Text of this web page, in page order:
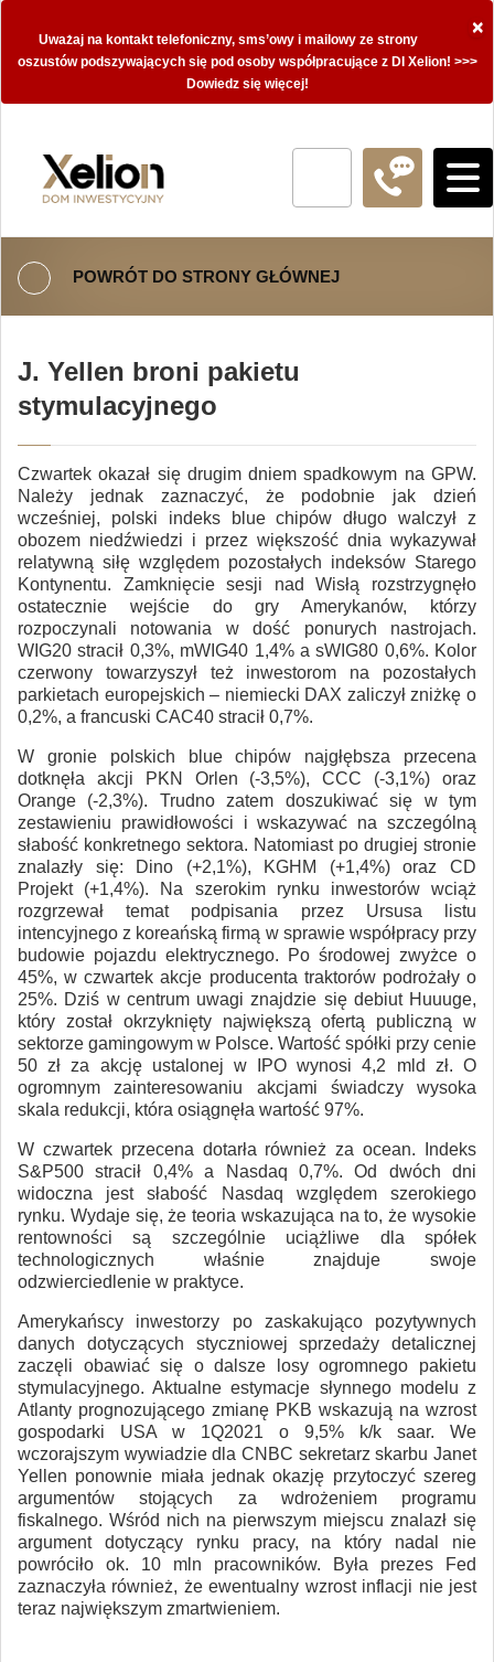
×
Uważaj na kontakt telefoniczny, sms’owy i mailowy ze strony
oszustów podszywających się pod osoby współpracujące z DI Xelion! >>>
Dowiedz się więcej!
POWRÓT DO STRONY GŁÓWNEJ
J. Yellen broni pakietu
stymulacyjnego
Czwartek okazał się drugim dniem spadkowym na GPW.
Należy jednak zaznaczyć, że podobnie jak dzień
wcześniej, polski indeks blue chipów długo walczył z
obozem niedźwiedzi i przez większość dnia wykazywał
relatywną siłę względem pozostałych indeksów Starego
Kontynentu. Zamknięcie sesji nad Wisłą rozstrzygnęło
ostatecznie wejście do gry Amerykanów, którzy
rozpoczynali notowania w dość ponurych nastrojach.
WIG20 stracił 0,3%, mWIG40 1,4% a sWIG80 0,6%. Kolor
czerwony towarzyszył też inwestorom na pozostałych
parkietach europejskich – niemiecki DAX zaliczył zniżkę o
0,2%, a francuski CAC40 stracił 0,7%.
W gronie polskich blue chipów najgłębsza przecena
dotknęła akcji PKN Orlen (-3,5%), CCC (-3,1%) oraz
Orange (-2,3%). Trudno zatem doszukiwać się w tym
zestawieniu prawidłowości i wskazywać na szczególną
słabość konkretnego sektora. Natomiast po drugiej stronie
znalazły się: Dino (+2,1%), KGHM (+1,4%) oraz CD
Projekt (+1,4%). Na szerokim rynku inwestorów wciąż
rozgrzewał temat podpisania przez Ursusa listu
intencyjnego z koreańską firmą w sprawie współpracy przy
budowie pojazdu elektrycznego. Po środowej zwyżce o
45%, w czwartek akcje producenta traktorów podrożały o
25%. Dziś w centrum uwagi znajdzie się debiut Huuuge,
który został okrzyknięty największą ofertą publiczną w
sektorze gamingowym w Polsce. Wartość spółki przy cenie
50 zł za akcję ustalonej w IPO wynosi 4,2 mld zł. O
ogromnym zainteresowaniu akcjami świadczy wysoka
skala redukcji, która osiągnęła wartość 97%.
W czwartek przecena dotarła również za ocean. Indeks
S&P500 stracił 0,4% a Nasdaq 0,7%. Od dwóch dni
widoczna jest słabość Nasdaq względem szerokiego
rynku. Wydaje się, że teoria wskazująca na to, że wysokie
rentowności są szczególnie uciążliwe dla spółek
technologicznych właśnie znajduje swoje
odzwierciedlenie w praktyce.
Amerykańscy inwestorzy po zaskakująco pozytywnych
danych dotyczących styczniowej sprzedaży detalicznej
zaczęli obawiać się o dalsze losy ogromnego pakietu
stymulacyjnego. Aktualne estymacje słynnego modelu z
Atlanty prognozującego zmianę PKB wskazują na wzrost
gospodarki USA w 1Q2021 o 9,5% k/k saar. We
wczorajszym wywiadzie dla CNBC sekretarz skarbu Janet
Yellen ponownie miała jednak okazję przytoczyć szereg
argumentów stojących za wdrożeniem programu
fiskalnego. Wśród nich na pierwszym miejscu znalazł się
argument dotyczący rynku pracy, na który nadal nie
powróciło ok. 10 mln pracowników. Była prezes Fed
zaznaczyła również, że ewentualny wzrost inflacji nie jest
teraz największym zmartwieniem.